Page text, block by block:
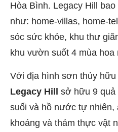
Hòa Bình. Legacy Hill
như: home-villas, home-
sóc sức khỏe, khu thư
khu vườn suốt 4 mùa hoa
Với địa hình sơn thủy
Legacy Hill
sở hữu 9 quả
suối và hồ nước tự nhiên,
khoáng và thảm thực vật